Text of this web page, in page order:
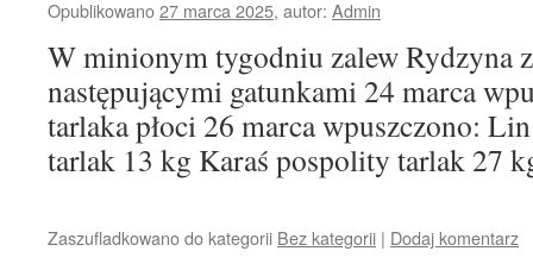
Opublikowano27 marca 2025, autor: Admin
W minionym tygodniu zalew Rydzyna
następującymi gatunkami 24 marca
tarlaka płoci 26 marca wpuszczono:
tarlak 13 kg Karaś pospolity tarlak 27
Zaszufladkowano do kategorii Bez kategorii | Dodaj komentarz